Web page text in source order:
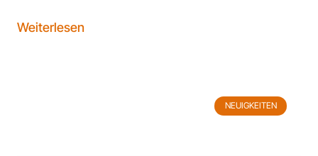
Weiterlesen
NEUIGKEITEN